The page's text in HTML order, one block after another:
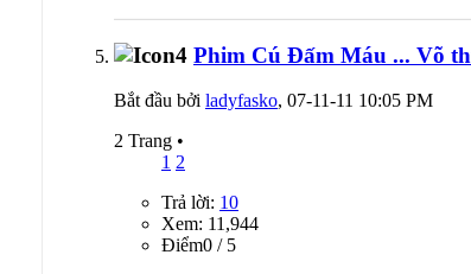
Phim Cú Đấm Máu ... Võ
Bắt đầu bởi ladyfasko, 07-11-11 10:05 PM
2 Trang •
1 2
Trả lời: 10
Xem: 11,944
Ðiểm0 / 5